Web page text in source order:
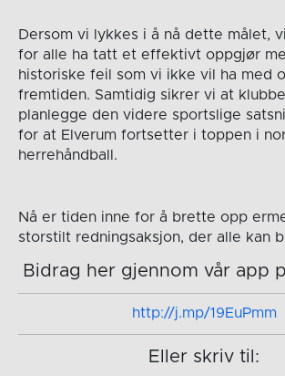
Dersom vi lykkes i å nå dette målet,
for alle ha tatt et effektivt oppgjør
historiske feil som vi ikke vil ha med
fremtiden. Samtidig sikrer vi at
planlegge den videre sportslige
for at Elverum fortsetter i toppen i
herrehåndball.
Nå er tiden inne for å brette opp
storstilt redningsaksjon, der alle kan
Bidrag her gjennom vår app
http://j.mp/19EuPmm
Eller skriv til: